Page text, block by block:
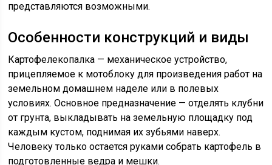
представляются возможными.
Особенности конструкций и виды
Картофелекопалка — механическое устройство,
прицепляемое к мотоблоку для произведения работ на
земельном домашнем наделе или в полевых
условиях. Основное предназначение — отделять клубни
от грунта, выкладывать на земельную площадку под
каждым кустом, поднимая их зубьями наверх.
Человеку только остается руками собрать картофель в
подготовленные ведра и мешки.